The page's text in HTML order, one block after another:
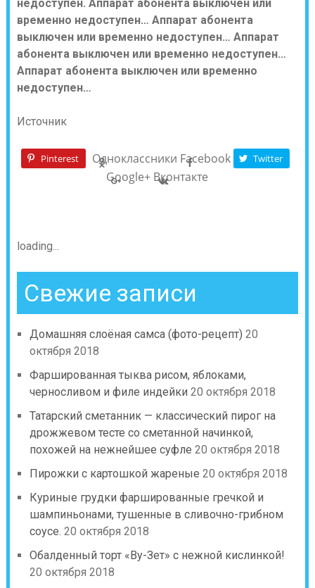
недоступен. Аппарат абонента выключен или
временно недоступен… Аппарат абонента
выключен или временно недоступен… Аппарат
абонента выключен или временно недоступен…
Аппарат абонента выключен или временно
недоступен…
Источник
Pinterest Одноклассники Facebook Twitter
Google+ Вконтакте
loading...
Свежие записи
Домашняя слоёная самса (фото-рецепт) 20
октября 2018
Фаршированная тыква рисом, яблоками,
черносливом и филе индейки 20 октября 2018
Татарский сметанник — классический пирог на
дрожжевом тесте со сметанной начинкой,
похожей на нежнейшее суфле 20 октября 2018
Пирожки с картошкой жареные 20 октября 2018
Куриные грудки фаршированные гречкой и
шампиньонами, тушенные в сливочно-грибном
соусе. 20 октября 2018
Обалденный торт «Ву-Зет» с нежной кислинкой!
20 октября 2018